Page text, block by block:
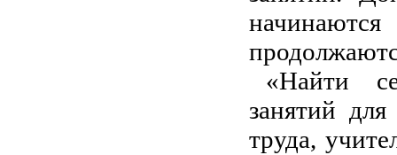
«Найти
занятий
труда,